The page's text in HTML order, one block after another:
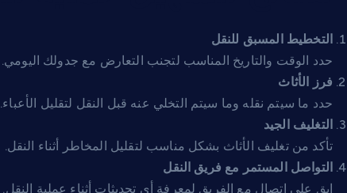
التخطيط المسبق للنقل
حدد الوقت والتاريخ المناسب لتجنب التعارض مع جدولك اليومي.
فرز الأثاث
حدد ما سيتم نقله وما سيتم التخلي عنه قبل النقل لتقليل الأعباء.
التغليف الجيد
تأكد من تغليف الأثاث بشكل مناسب لتقليل المخاطر أثناء النقل.
التواصل المستمر مع فريق النقل
ابق على اتصال مع الفريق لمعرفة أي تحديثات أثناء عملية النقل.